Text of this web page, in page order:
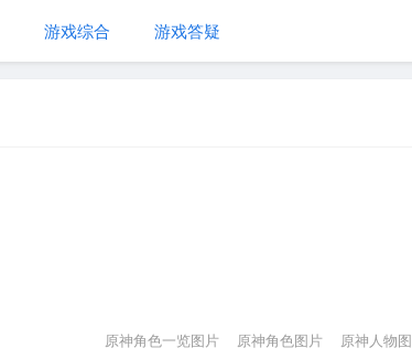
游戏综合 游戏答疑
原神人物
原神角色图片
原神角色一览图片